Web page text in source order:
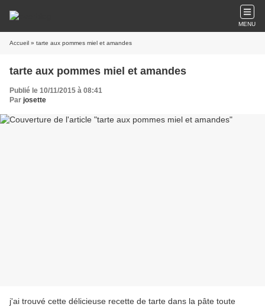
MENU
Accueil » tarte aux pommes miel et amandes
tarte aux pommes miel et amandes
Publié le 10/11/2015 à 08:41
Par josette
j'ai trouvé cette délicieuse recette de tarte dans la pâte toute